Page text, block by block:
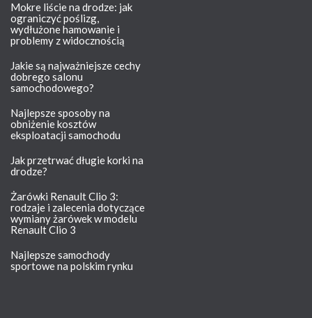
Mokre liście na drodze: jak
ograniczyć poślizg,
wydłużone hamowanie i
problemy z widocznością
Jakie są najważniejsze cechy
dobrego salonu
samochodowego?
Najlepsze sposoby na
obniżenie kosztów
eksploatacji samochodu
Jak przetrwać długie korki na
drodze?
Żarówki Renault Clio 3:
rodzaje i zalecenia dotyczące
wymiany żarówek w modelu
Renault Clio 3
Najlepsze samochody
sportowe na polskim rynku